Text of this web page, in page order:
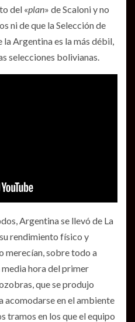
del «plan» de Scaloni y no
ni de que la Selección de
Argentina es la más débil,
selecciones bolivianas.
Argentina se llevó de La
rendimiento físico y
merecían, sobre todo a
hora del primer
que se produjo
en el ambiente
tramos en los que el equipo